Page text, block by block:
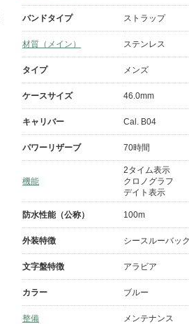
バンドタイプ ストラップ
材質（メイン） ステンレス
タイプ メンズ
ケースサイズ 46.0mm
キャリバー Cal. B04
パワーリザーブ 70時間
機能
2タイム表示
クロノグラフ
デイト表示
防水性能（公称） 100m
外装特徴 シースルーバック
文字盤特徴 アラビア
カラー ブルー
整備 メンテナンス